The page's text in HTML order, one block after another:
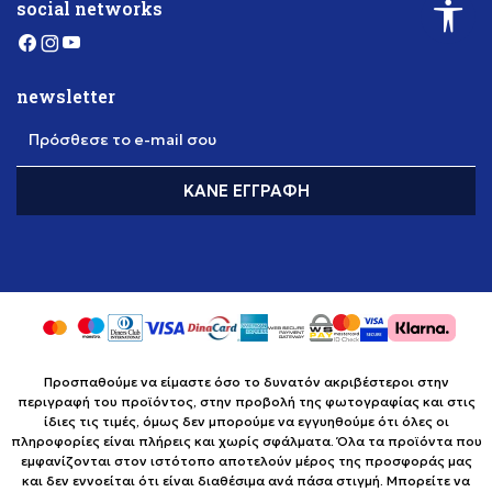
social networks
newsletter
Πρόσθεσε το e-mail σου
ΚΆΝΕ ΕΓΓΡΑΦΉ
Προσπαθούμε να είμαστε όσο το δυνατόν ακριβέστεροι στην
περιγραφή του προϊόντος, στην προβολή της φωτογραφίας και στις
ίδιες τις τιμές, όμως δεν μπορούμε να εγγυηθούμε ότι όλες οι
πληροφορίες είναι πλήρεις και χωρίς σφάλματα. Όλα τα προϊόντα που
εμφανίζονται στον ιστότοπο αποτελούν μέρος της προσφοράς μας
και δεν εννοείται ότι είναι διαθέσιμα ανά πάσα στιγμή. Μπορείτε να